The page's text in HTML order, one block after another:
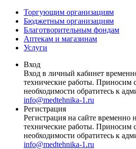
Торгующим организациям
Бюджетным организациям
Благотворительным фондам
Аптекам и магазинам
Услуги
Вход
Вход в личный кабинет
технические работы. Приносим
необходимости обратитесь к
info@medtehnika-1.ru
Регистрация
Регистрация на сайте временно
технические работы. Приносим
необходимости обратитесь к
info@medtehnika-1.ru